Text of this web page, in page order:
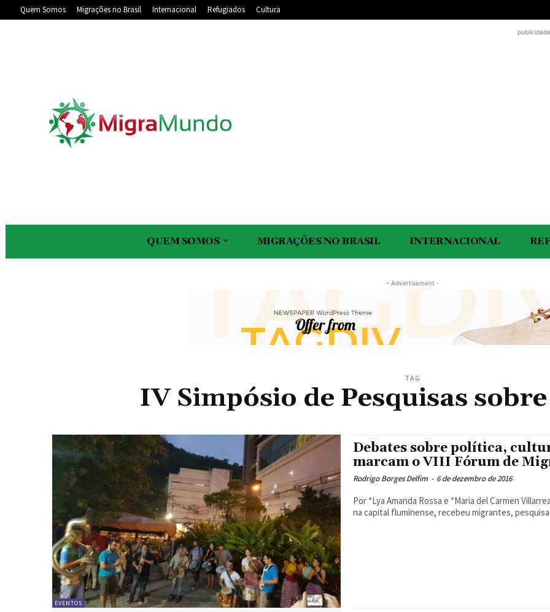
Quem Somos Migrações no Brasil Internacional Refugiados Cultura
QUEM SOMOS MIGRAÇÕES NO BRASIL INTERNACIONAL
- Advertisement -
TAG
IV Simpósio de Pesquisas
EVENTOS
Debates sobre política,
marcam o VIII Fórum de
Rodrigo Borges Delfim - 6 de dezembro de 2016
Por *Lya Amanda Rossa e *Maria del Carmen Villarreal Villamar A Universidade Federal do Rio
na capital fluminense, recebeu migrantes,